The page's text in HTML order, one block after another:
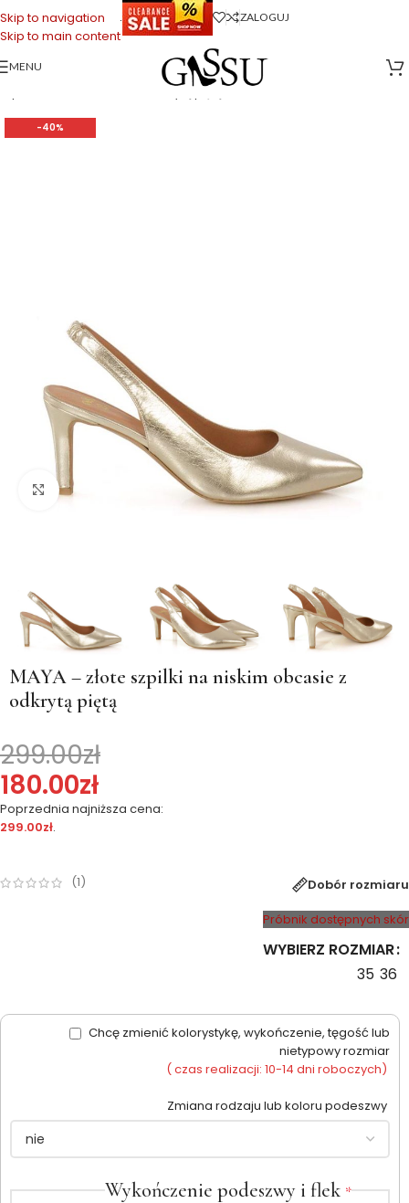
Skip to navigation
Skip to main content
. ZALOGUJ
MENU
Strona główna Sklep firmowy Gassu>Buty Damskie
-40%
Kliknij, aby powiększyć
MAYA – złote szpilki na niskim obcasie z
odkrytą piętą
299.00zł
180.00zł
Poprzednia najniższa cena:
299.00zł.
(1)
Dobór rozmiaru
Próbnik dostępnych skór
WYBIERZ ROZMIAR
35 36
Chcę zmienić kolorystykę, wykończenie, tęgość lub
nietypowy rozmiar
( czas realizacji: 10-14 dni roboczych)
Zmiana rodzaju lub koloru podeszwy
Wykończenie podeszwy i flek *